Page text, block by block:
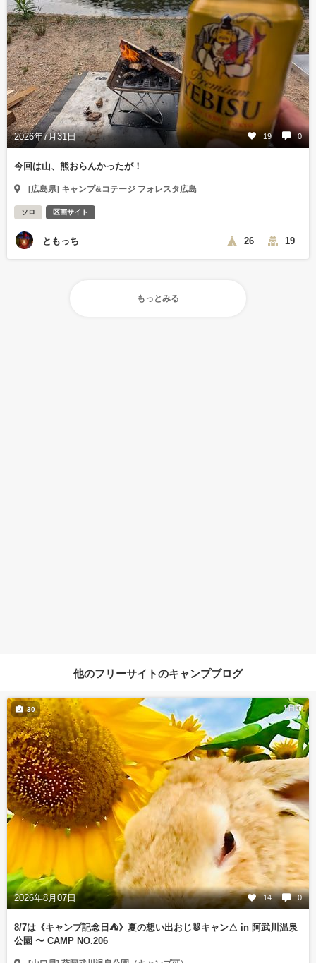
2026年7月31日 19 0
今回は山、熊おらんかったが！
[広島県] キャンプ&コテージ フォレスタ広島
ソロ 区画サイト
ともっち 26 19
もっとみる
他のフリーサイトのキャンプブログ
1日前
2026年8月07日 14 0
30
8/7は《キャンプ記念日⛺️》夏の想い出おじ🐰キャン△ in 阿武川温泉
公園 〜 CAMP NO.206